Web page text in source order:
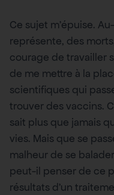
Ce sujet m’épuise.
représente, des
courage de travailler
de me mettre à la
scientifiques qui
trouver des vaccins.
sait plus que jamais
vies. Mais que se
malheur de se
peut-il penser de ce
résultats d’un